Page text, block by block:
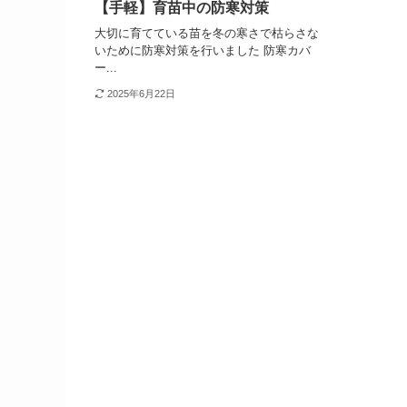
【手軽】育苗中の防寒対策
大切に育てている苗を冬の寒さで枯らさな
いために防寒対策を行いました 防寒カバ
ー...
2025年6月22日